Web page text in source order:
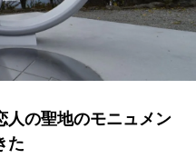
人の聖地のモニュメン
た